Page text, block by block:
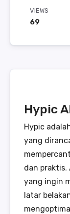
VIEWS
69
Hypic
Hypic
yang
dan praktis.
yang ingin
latar